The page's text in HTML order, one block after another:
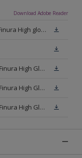
Download Adobe Reader
Technisch Informatieblad Rubbol Finura High gloss (PDF)
Veiligheidsinformatieblad Rubbol Finura High Gloss W05 (MSDS)
Veiligheidsinformatieblad Rubbol Finura High Gloss White (MSDS)
Veiligheidsinformatieblad Rubbol Finura High Gloss N00 (MSDS)